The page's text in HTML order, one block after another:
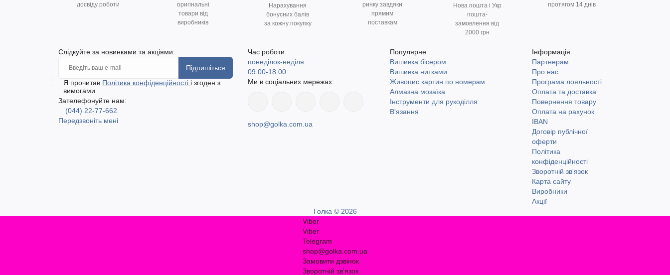
досвіду роботи
оригінальні
товари від
виробників
Нарахування
бонусних балів
за кожну покупку
ринку завдяки
прямим
поставкам
Нова пошта і Укр
пошта-
замовлення від
2000 грн
протягом 14 днів
Слідкуйте за новинками та акціями:
Підпишіться
Я прочитав Політика конфіденційності і згоден з
вимогами
Зателефонуйте нам:
(044) 22-77-662
Передзвоніть мені
Час роботи
понеділок-неділя
09:00-18:00
Ми в соціальних мережах:
shop@golka.com.ua
Популярне
Вишивка бісером
Вишивка нитками
Живопис картин по номерам
Алмазна мозаїка
Інструменти для рукоділля
В'язання
Інформація
Партнерам
Про нас
Програма лояльності
Оплата та доставка
Повернення товару
Оплата на рахунок
IBAN
Договір публічної
оферти
Політика
конфіденційності
Зворотній зв'язок
Карта сайту
Виробники
Акції
Голка © 2026
Viber
Viber
Telegram
shop@golka.com.ua
Замовити дзвінок
Зворотній зв'язок